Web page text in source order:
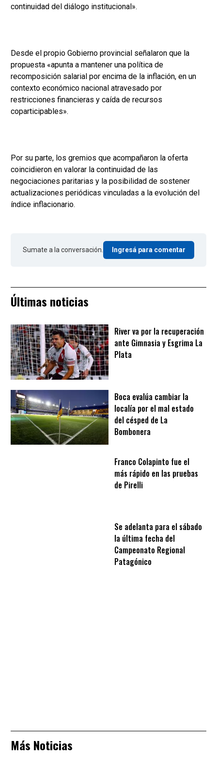
continuidad del diálogo institucional».
Desde el propio Gobierno provincial señalaron que la
propuesta «apunta a mantener una política de
recomposición salarial por encima de la inflación, en un
contexto económico nacional atravesado por
restricciones financieras y caída de recursos
coparticipables».
Por su parte, los gremios que acompañaron la oferta
coincidieron en valorar la continuidad de las
negociaciones paritarias y la posibilidad de sostener
actualizaciones periódicas vinculadas a la evolución del
índice inflacionario.
Sumate a la conversación. Ingresá para comentar
Últimas noticias
River va por la recuperación
ante Gimnasia y Esgrima La
Plata
Boca evalúa cambiar la
localía por el mal estado
del césped de La
Bombonera
Franco Colapinto fue el
más rápido en las pruebas
de Pirelli
Se adelanta para el sábado
la última fecha del
Campeonato Regional
Patagónico
Más Noticias